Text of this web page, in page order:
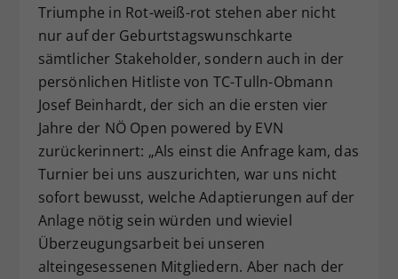
Triumphe in Rot-weiß-rot stehen aber nicht
nur auf der Geburtstagswunschkarte
sämtlicher Stakeholder, sondern auch in der
persönlichen Hitliste von TC-Tulln-Obmann
Josef Beinhardt, der sich an die ersten vier
Jahre der NÖ Open powered by EVN
zurückerinnert: „Als einst die Anfrage kam, das
Turnier bei uns auszurichten, war uns nicht
sofort bewusst, welche Adaptierungen auf der
Anlage nötig sein würden und wieviel
Überzeugungsarbeit bei unseren
alteingesessenen Mitgliedern. Aber nach der